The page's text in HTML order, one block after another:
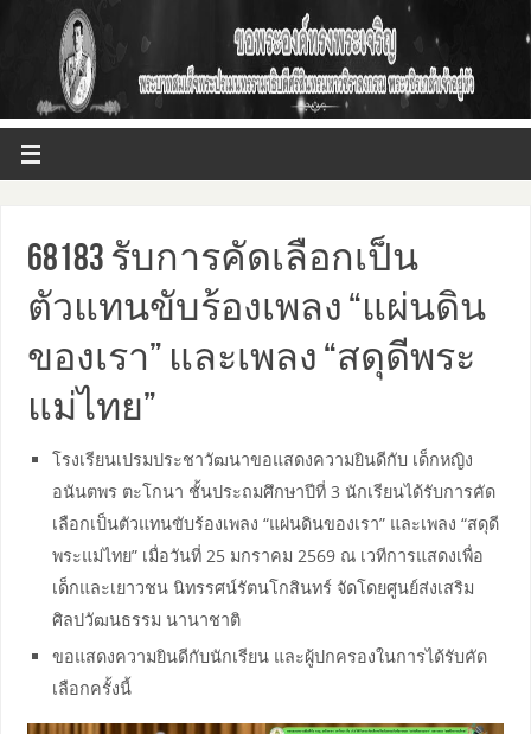
68183 รับการคัดเลือกเป็น
ตัวแทนขับร้องเพลง “แผ่นดิน
ของเรา” และเพลง “สดุดีพระ
แม่ไทย”
โรงเรียนเปรมประชาวัฒนาขอแสดงความยินดีกับ เด็กหญิง
อนันตพร ตะโกนา ชั้นประถมศึกษาปีที่ 3 นักเรียนได้รับการคัด
เลือกเป็นตัวแทนขับร้องเพลง “แผ่นดินของเรา” และเพลง “สดุดี
พระแม่ไทย” เมื่อวันที่ 25 มกราคม 2569 ณ เวทีการแสดงเพื่อ
เด็กและเยาวชน นิทรรศน์รัตนโกสินทร์ จัดโดยศูนย์ส่งเสริม
ศิลปวัฒนธรรม นานาชาติ
ขอแสดงความยินดีกับนักเรียน และผู้ปกครองในการได้รับคัด
เลือกครั้งนี้